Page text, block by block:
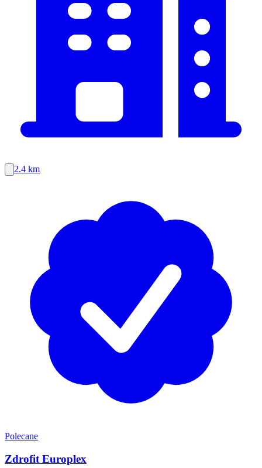
2.4 km
Polecane
Zdrofit Europlex